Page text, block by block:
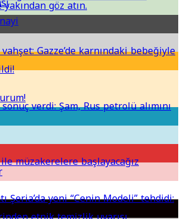
göz atın.
Gazze’de karnındaki bebeğiyle
sonuç verdi: Şam, Rus petrolü alımını
müzakerelere başlayacağız
Şeria’da yeni “Cenin Modeli” tehdidi: